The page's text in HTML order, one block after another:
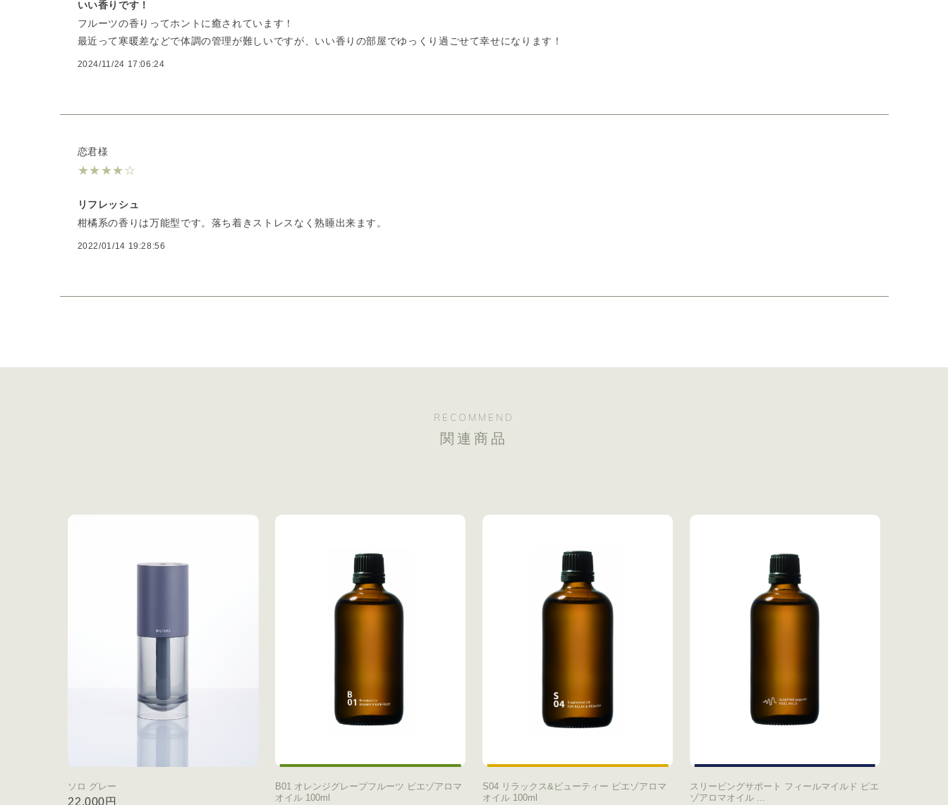
いい香りです！
フルーツの香りってホントに癒されています！
最近って寒暖差などで体調の管理が難しいですが、いい香りの部屋でゆっくり過ごせて幸せになります！
2024/11/24 17:06:24
恋君様
★★★★☆
リフレッシュ
柑橘系の香りは万能型です。落ち着きストレスなく熟睡出来ます。
2022/01/14 19:28:56
RECOMMEND
関連商品
ソロ グレー
22,000円
B01 オレンジグレープフルーツ ピエゾアロマ
オイル 100ml
S04 リラックス&ビューティー ピエゾアロマ
オイル 100ml
スリーピングサポート フィールマイルド ピエ
ゾアロマオイル ...